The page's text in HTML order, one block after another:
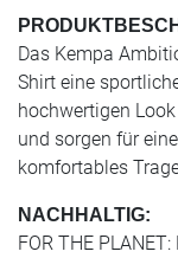
Das Kempa
Shirt eine
hochwertigen
und sorgen für
komfortables
NACHHALTIG:
FOR THE